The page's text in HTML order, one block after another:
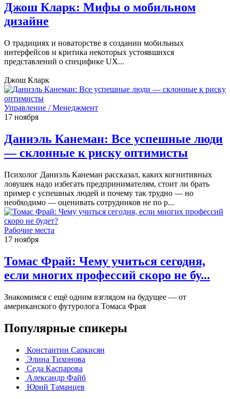
Джош Кларк: Мифы о мобильном
дизайне
О традициях и новаторстве в создании мобильных
интерфейсов и критика некоторых устоявшихся
представлений о специфике UX...
Джош Кларк
Управление / Менеджмент
17 ноября
Даниэль Канеман: Все успешные люди
— склонные к риску оптимисты
Психолог Даниэль Канеман рассказал, каких когнитивных
ловушек надо избегать предпринимателям, стоит ли брать
пример с успешных людей и почему так трудно — но
необходимо — оценивать сотрудников не по р...
Рабочие места
17 ноября
Томас Фрай: Чему учиться сегодня,
если многих профессий скоро не бу...
Знакомимся с ещё одним взглядом на будущее — от
американского футуролога Томаса Фрая
Популярные спикеры
Константин Саркисян
Элина Тихонова
Седа Каспарова
Александр Файб
Юрий Таманцев